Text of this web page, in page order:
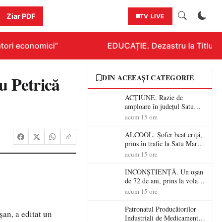
Ziar PDF TV LIVE
economici” EDUCAȚIE. Dezastru la
Petrică
a editat un
DIN ACEEAȘI CATEGORIE
ACȚIUNE. Razie de
amploare în județul Satu
Mare! Polițiștii au dat sute
șoferi fără permis într-o
singură zi
acum 15 ore
ALCOOL. Șofer beat criță,
prins în trafic la Satu Mare!
Alcoolemie uriașă
acum 15 ore
INCONȘTIENȚĂ. Un oșan
de 72 de ani, prins la volan
fără permis! Polițiștii l-au
acum 15 ore
Patronatul Producătorilor
Industriali de Medicamente